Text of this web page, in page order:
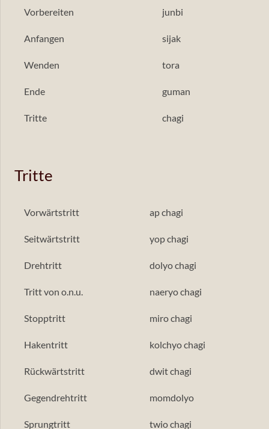
Vorbereiten junbi
Anfangen sijak
Wenden tora
Ende guman
Tritte chagi
Tritte
Vorwärtstritt ap chagi
Seitwärtstritt yop chagi
Drehtritt dolyo chagi
Tritt von o.n.u. naeryo chagi
Stopptritt miro chagi
Hakentritt kolchyo chagi
Rückwärtstritt dwit chagi
Gegendrehtritt momdolyo
Sprungtritt twio chagi